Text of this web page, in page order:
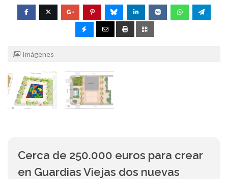
Imágenes
Cerca de 250.000 euros para crear
en Guardias Viejas dos nuevas